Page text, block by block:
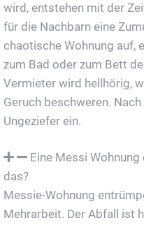
wird, entstehen mit der
für die Nachbarn eine
chaotische Wohnung auf,
zum Bad oder zum Bett
Vermieter wird hellhörig,
Geruch beschweren.
Ungeziefer ein.
Eine Messi
das?
Messie-Wohnung
Mehrarbeit. Der Abfall ist